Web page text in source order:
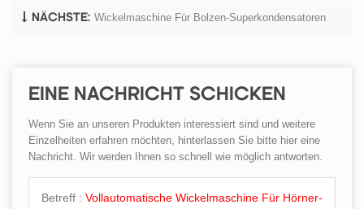
NÄCHSTE: Wickelmaschine Für Bolzen-Superkondensatoren
EINE NACHRICHT SCHICKEN
Wenn Sie an unseren Produkten interessiert sind und weitere
Einzelheiten erfahren möchten, hinterlassen Sie bitte hier eine
Nachricht. Wir werden Ihnen so schnell wie möglich antworten.
Betreff : Vollautomatische Wickelmaschine Für Hörner-